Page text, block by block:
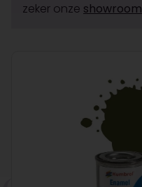
zeker onze showroom